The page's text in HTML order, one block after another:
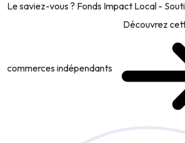
Le saviez-vous ? Fonds Impact Local -
commerces indépendants
Découvrez